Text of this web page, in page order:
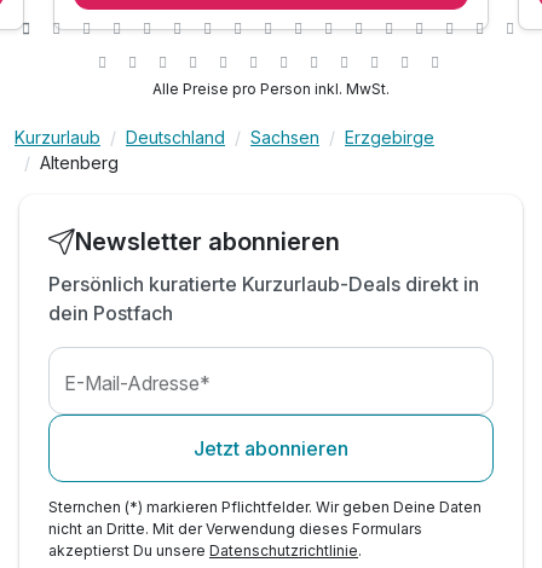
1 x 3- Gang Wahlmenü oder Büffet am Abend
inkl. Eintritt in unser Schwimmbad
inkl. Wohlfühlbademantel für Ihren Aufenthalt
inkl. Tee- & Kaffeestation auf dem Zimmer
inkl. Parkplatz am Hotel
Alle Preise pro Person inkl. MwSt.
Kurzurlaub Deutschland Sachsen
Erzgebirge
Altenberg
Newsletter abonnieren
Persönlich kuratierte Kurzurlaub-Deals direkt in
dein Postfach
E-Mail-Adresse*
Jetzt abonnieren
Sternchen (*) markieren Pflichtfelder. Wir geben Deine Daten
nicht an Dritte. Mit der Verwendung dieses Formulars
akzeptierst Du unsere Datenschutzrichtlinie.